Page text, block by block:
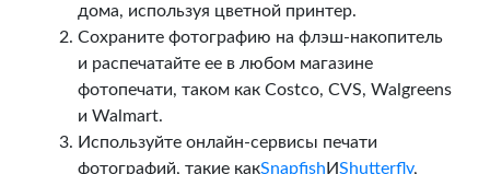
дома, используя цветной принтер.
Сохраните фотографию на флэш-накопитель
и распечатайте ее в любом магазине
фотопечати, таком как Costco, CVS, Walgreens
и Walmart.
Используйте онлайн-сервисы печати
фотографий, такие какSnapfish ИShutterfly,